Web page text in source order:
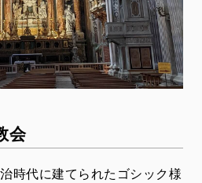
会
時代に建てられたゴシック様